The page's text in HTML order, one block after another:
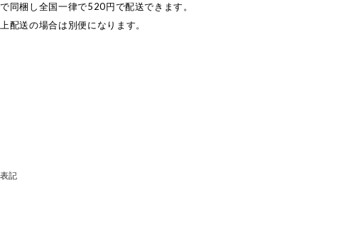
同梱し全国一律で520円で配送できます。
配送の場合は別便になります。
記